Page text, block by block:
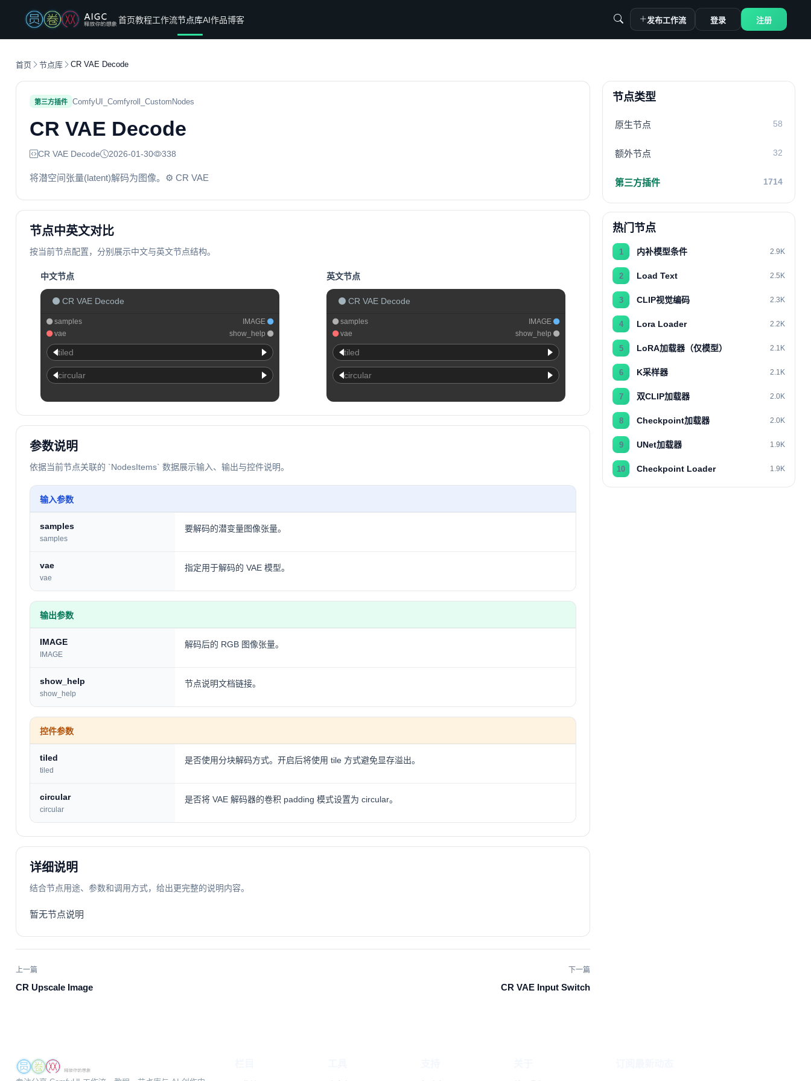
首页教程工作流节点库AI作品博客 发布工作流 登录 注册
首页 节点库 CR VAE Decode
第三方插件 ComfyUI_Comfyroll_CustomNodes
CR VAE Decode
CR VAE Decode 2026-01-30 338
将潜空间张量(latent)解码为图像。⚙️ CR VAE
节点中英文对比
按当前节点配置，分别展示中文与英文节点结构。
中文节点
CR VAE Decode
samples
vae
IMAGE
show_help
tiled
circular
英文节点
CR VAE Decode
samples
vae
IMAGE
show_help
tiled
circular
参数说明
依据当前节点关联的 `NodesItems` 数据展示输入、输出与控件说明。
输入参数
samples
samples
要解码的潜变量图像张量。
vae
vae
指定用于解码的 VAE 模型。
输出参数
IMAGE
IMAGE
解码后的 RGB 图像张量。
show_help
show_help
节点说明文档链接。
控件参数
tiled
tiled
是否使用分块解码方式。开启后将使用 tile 方式避免显存溢出。
circular
circular
是否将 VAE 解码器的卷积 padding 模式设置为 circular。
详细说明
结合节点用途、参数和调用方式，给出更完整的说明内容。
暂无节点说明
上一篇
CR Upscale Image
下一篇
CR VAE Input Switch
节点类型
原生节点 58
额外节点 32
第三方插件 1714
热门节点
1 内补模型条件 2.9K
2 Load Text 2.5K
3 CLIP视觉编码 2.3K
4 Lora Loader 2.2K
5 LoRA加载器（仅模型） 2.1K
6 K采样器 2.1K
7 双CLIP加载器 2.0K
8 Checkpoint加载器 2.0K
9 UNet加载器 1.9K
10 Checkpoint Loader 1.9K